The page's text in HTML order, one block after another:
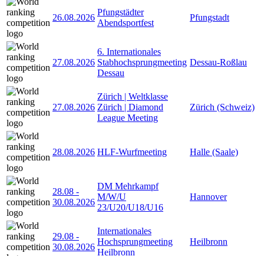
26.08.2026
Pfungstädter
Abendsportfest
Pfungstadt
27.08.2026
6. Internationales
Stabhochsprungmeeting
Dessau
Dessau-Roßlau
27.08.2026
Zürich | Weltklasse
Zürich | Diamond
League Meeting
Zürich (Schweiz)
28.08.2026 HLF-Wurfmeeting Halle (Saale)
28.08 -
30.08.2026
DM Mehrkampf
M/W/U
23/U20/U18/U16
Hannover
29.08 -
30.08.2026
Internationales
Hochsprungmeeting
Heilbronn
Heilbronn